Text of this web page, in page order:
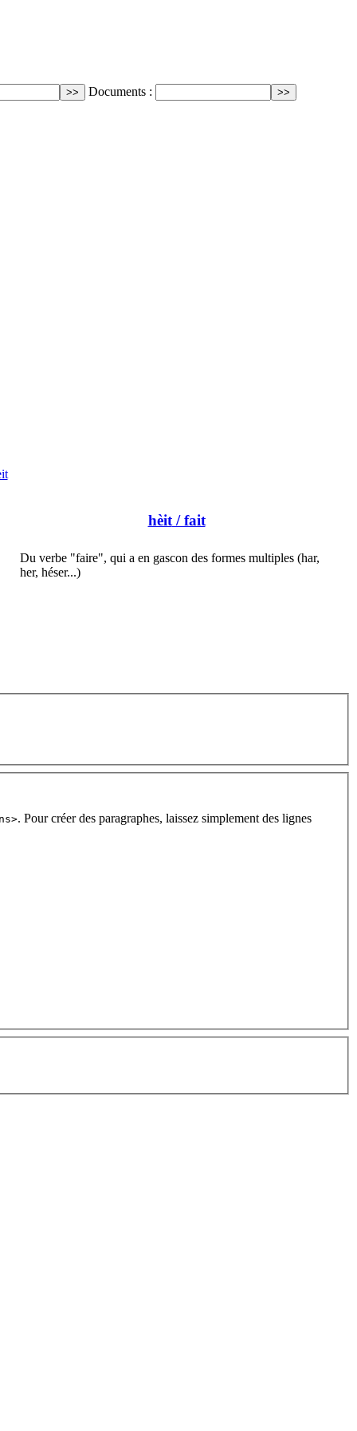
Documents :
hèit/ fait
Du verbe "faire", qui a en gascon des formes multiples (har,
her, héser...)
. Pour créer des paragraphes, laissez simplement des lignes